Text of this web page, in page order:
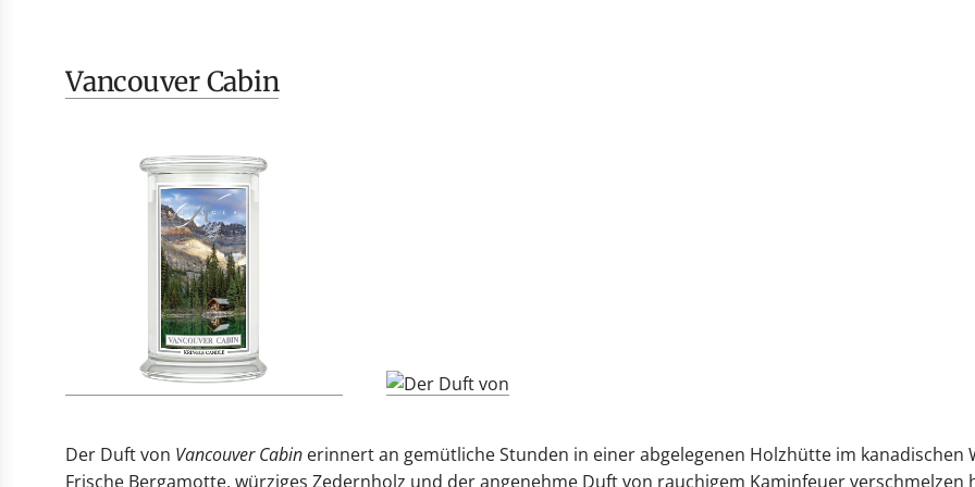
Vancouver Cabin
Der Duft von Vancouver Cabin erinnert an gemütliche Stunden in einer abgelegenen Holzhütte im kanadischen
Frische Bergamotte, würziges Zedernholz und der angenehme Duft von rauchigem Kaminfeuer verschmelzen